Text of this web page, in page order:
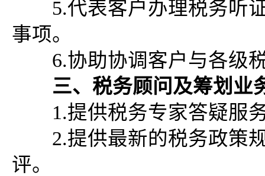
5.代表客户办理税务听证
事项。
6.协助协调客户与各级
三、税务顾问及筹划业
1.提供税务专家答疑服
2.提供最新的税务政策规
评。